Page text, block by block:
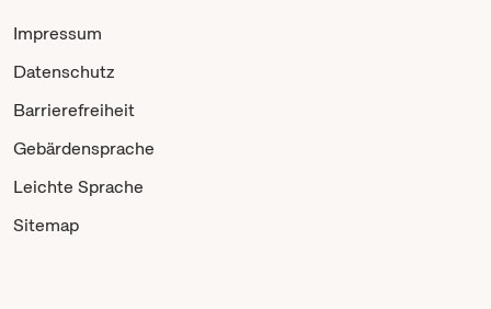
Impressum
Datenschutz
Barrierefreiheit
Gebärdensprache
Leichte Sprache
Sitemap